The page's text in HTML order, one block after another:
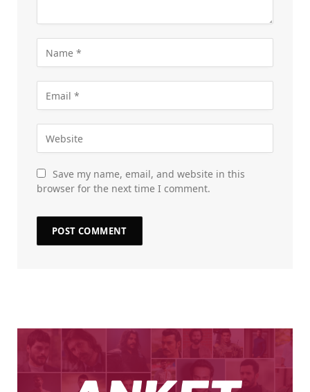
Save my name, email, and website in this
browser for the next time I comment.